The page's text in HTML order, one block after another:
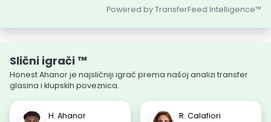
Powered by TransferFeed Intelligence™
Slični igrači ™
Honest Ahanor je najsličniji igrač prema našoj analizi transfer
glasina i klupskih poveznica.
H. Ahanor R. Calafiori